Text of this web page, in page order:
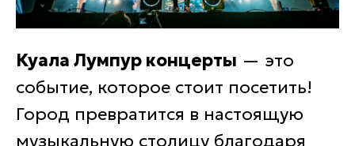
Куала Лумпур концерты — это
событие, которое стоит посетить!
Город превратится в настоящую
музыкальную столицу благодаря